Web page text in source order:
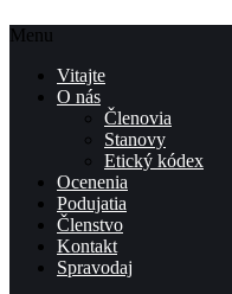
Menu
Vitajte
O nás
Členovia
Stanovy
Etický kódex
Ocenenia
Podujatia
Členstvo
Kontakt
Spravodaj